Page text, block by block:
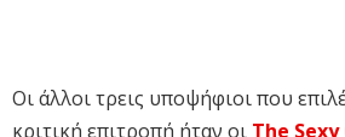
Οι άλλοι τρεις υποψήφιοι που
κριτική επιτροπή ήταν οι The